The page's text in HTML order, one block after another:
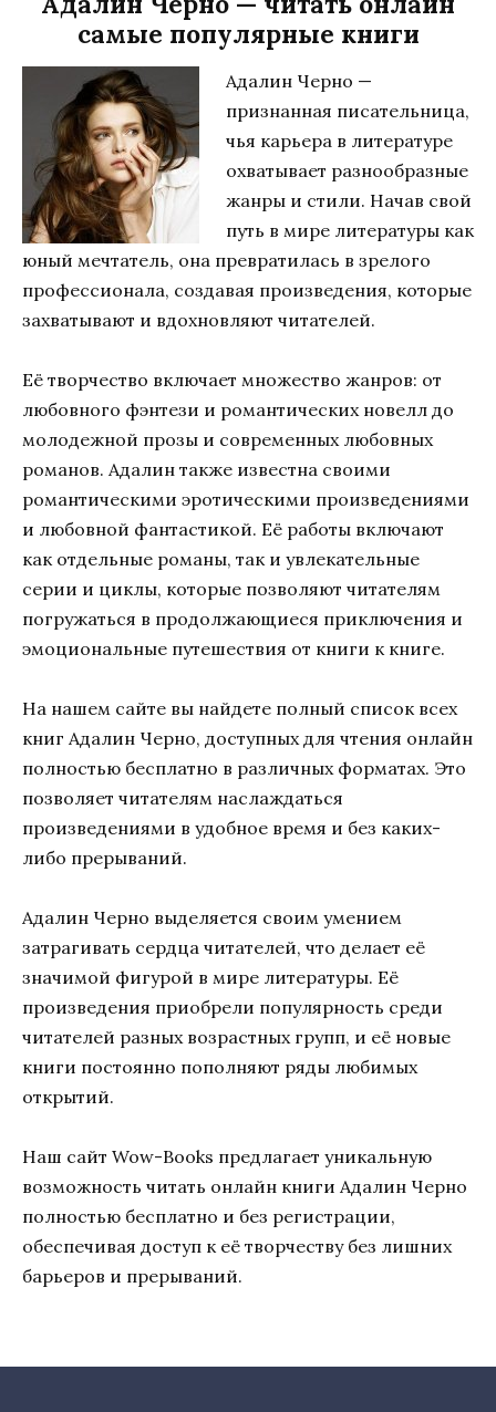
самые популярные книги
Адалин Черно —
признанная писательница,
чья карьера в литературе
охватывает разнообразные
жанры и стили. Начав свой
путь в мире литературы как
юный мечтатель, она превратилась в зрелого
профессионала, создавая произведения, которые
захватывают и вдохновляют читателей.
Её творчество включает множество жанров: от
любовного фэнтези и романтических новелл до
молодежной прозы и современных любовных
романов. Адалин также известна своими
романтическими эротическими произведениями
и любовной фантастикой. Её работы включают
как отдельные романы, так и увлекательные
серии и циклы, которые позволяют читателям
погружаться в продолжающиеся приключения и
эмоциональные путешествия от книги к книге.
На нашем сайте вы найдете полный список всех
книг Адалин Черно, доступных для чтения онлайн
полностью бесплатно в различных форматах. Это
позволяет читателям наслаждаться
произведениями в удобное время и без каких-
либо прерываний.
Адалин Черно выделяется своим умением
затрагивать сердца читателей, что делает её
значимой фигурой в мире литературы. Её
произведения приобрели популярность среди
читателей разных возрастных групп, и её новые
книги постоянно пополняют ряды любимых
открытий.
Наш сайт Wow-Books предлагает уникальную
возможность читать онлайн книги Адалин Черно
полностью бесплатно и без регистрации,
обеспечивая доступ к её творчеству без лишних
барьеров и прерываний.